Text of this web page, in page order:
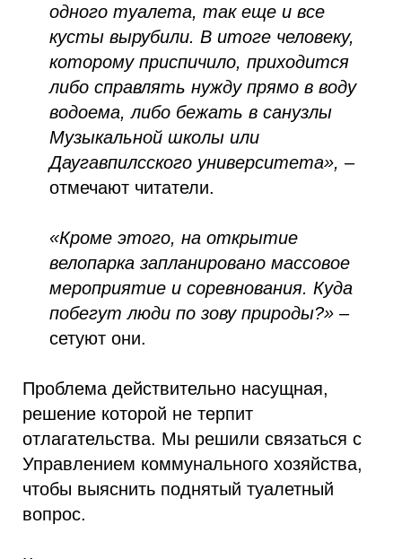
одного туалета, так еще и все
кусты вырубили. В итоге человеку,
которому приспичило, приходится
либо справлять нужду прямо в воду
водоема, либо бежать в санузлы
Музыкальной школы или
Даугавпилсского университета», –
отмечают читатели.
«Кроме этого, на открытие
велопарка запланировано массовое
мероприятие и соревнования. Куда
побегут люди по зову природы?» –
сетуют они.
Проблема действительно насущная,
решение которой не терпит
отлагательства. Мы решили связаться с
Управлением коммунального хозяйства,
чтобы выяснить поднятый туалетный
вопрос.